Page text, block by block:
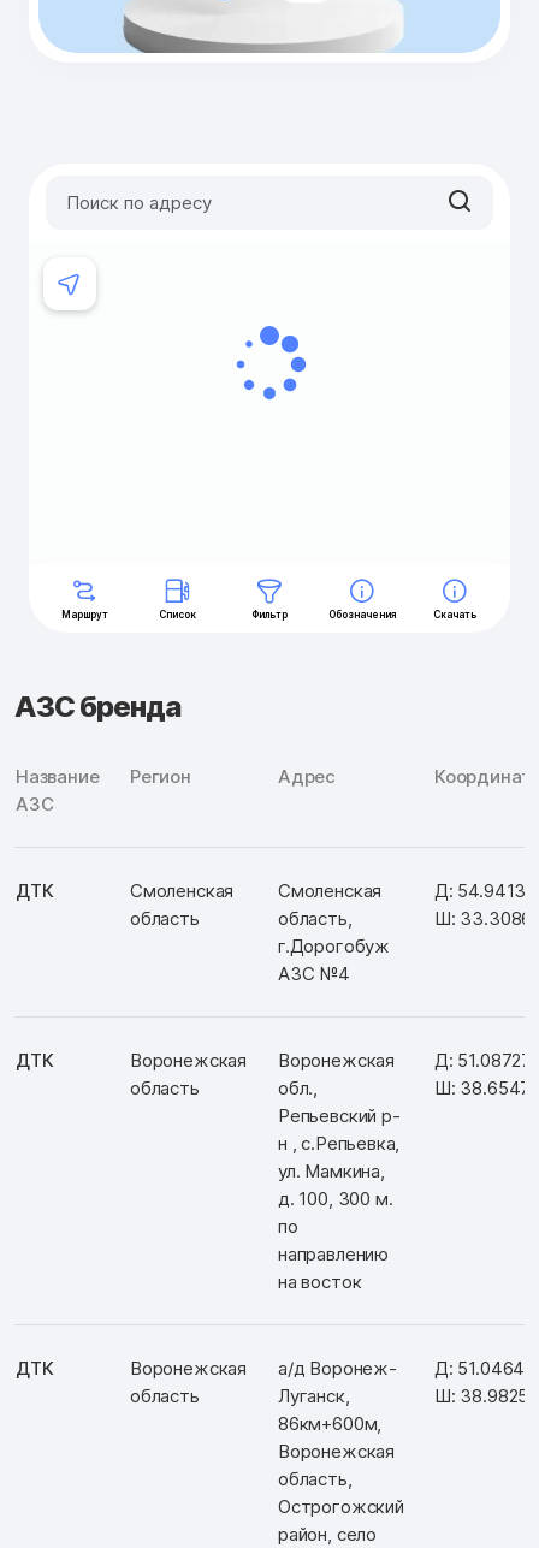
АЗС бренда
Название
АЗС
Регион Адрес
ДТК
Смоленская
область
Смоленская
область,
г.Дорогобуж
АЗС №4
Д:
Ш:
ДТК
Воронежская
область
Воронежская
обл.,
Репьевский р-
н , с.Репьевка,
ул. Мамкина,
д. 100, 300 м.
по
направлению
на восток
Д:
Ш:
ДТК
Воронежская
область
а/д Воронеж-
Луганск,
86км+600м,
Воронежская
область,
Острогожский
район, село
Д:
Ш: